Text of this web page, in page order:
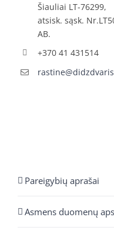
Šiauliai LT-76299,
atsisk. sąsk.
AB.
+370 41 431514
Pareigybių aprašai
Asmens duomenų